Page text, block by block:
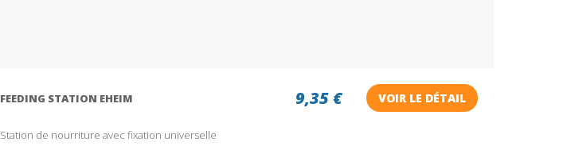
FEEDING STATION EHEIM 9,35 € VOIR LE DÉTAIL
Station de nourriture avec fixation universelle